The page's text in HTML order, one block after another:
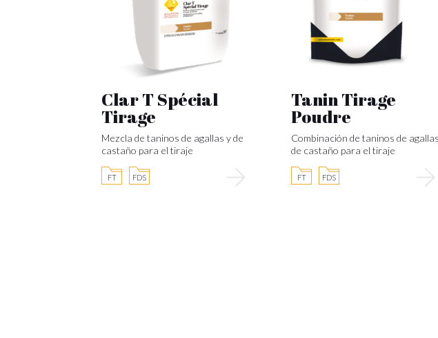
Clar T Spécial
Tirage
Mezcla de taninos de agallas y de
castaño para el tiraje
FT FDS
Tanin Tirage
Poudre
Combinación de taninos de
de castaño para el tiraje
FT FDS